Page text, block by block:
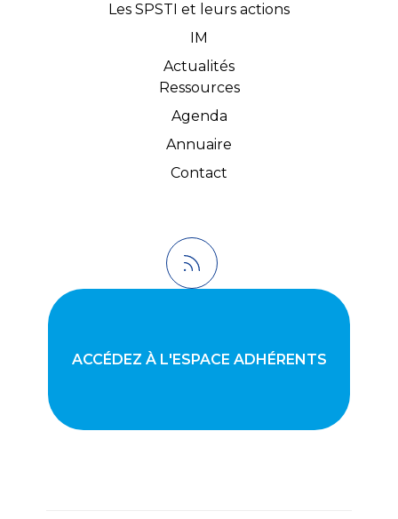
Les SPSTI et leurs actions
IM
Actualités
Ressources
Agenda
Annuaire
Contact
ACCÉDEZ À L'ESPACE ADHÉRENTS